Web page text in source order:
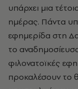
υπάρχει μια
ημέρας. Πάντα
εφημερίδα στη
το
φιλονατοϊκές
προκαλέσουν το